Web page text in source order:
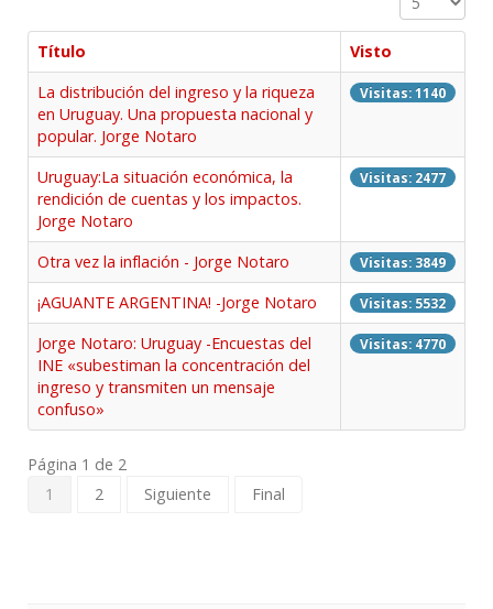
Título
Visto
La distribución del ingreso y la riqueza
en Uruguay. Una propuesta nacional y
popular. Jorge Notaro
Visitas: 1140
Uruguay:La situación económica, la
rendición de cuentas y los impactos.
Jorge Notaro
Visitas: 2477
Otra vez la inflación - Jorge Notaro Visitas: 3849
¡AGUANTE ARGENTINA! -Jorge Notaro Visitas: 5532
Jorge Notaro: Uruguay -Encuestas del
INE «subestiman la concentración del
ingreso y transmiten un mensaje
confuso»
Visitas: 4770
Página 1 de 2
1
2 Siguiente Final